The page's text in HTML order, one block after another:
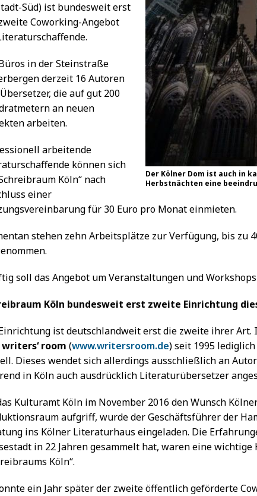
Der Kölner Dom ist auch in
Herbstnächten eine
Süd) ist bundesweit erst
Coworking-Angebot
in der Steinstraße
derzeit 16 Autoren
die auf gut 200
an neuen
arbeiten.
arbeitende
können sich
Köln“ nach
einer
für 30 Euro pro Monat einmieten.
stehen zehn Arbeitsplätze zur Verfügung, bis zu
soll das Angebot um Veranstaltungen und
Köln bundesweit erst zweite Einrichtung
ist deutschlandweit erst die zweite ihrer
writers‘ room (www.writersroom.de) seit 1995
Dieses wendet sich allerdings ausschließlich an
in Köln auch ausdrücklich Literaturübersetzer
Kulturamt Köln im November 2016 den Wunsch
aufgriff, wurde der Geschäftsführer der
ins Kölner Literaturhaus eingeladen. Die
in 22 Jahren gesammelt hat, waren eine
Köln“.
ein Jahr später der zweite öffentlich geförderte